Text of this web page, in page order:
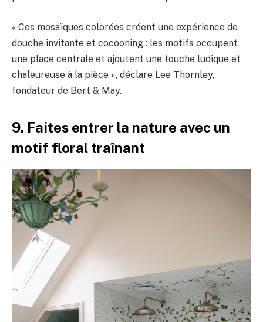
« Ces mosaïques colorées créent une expérience de
douche invitante et cocooning : les motifs occupent
une place centrale et ajoutent une touche ludique et
chaleureuse à la pièce », déclare Lee Thornley,
fondateur de Bert & May.
9. Faites entrer la nature avec un
motif floral traînant